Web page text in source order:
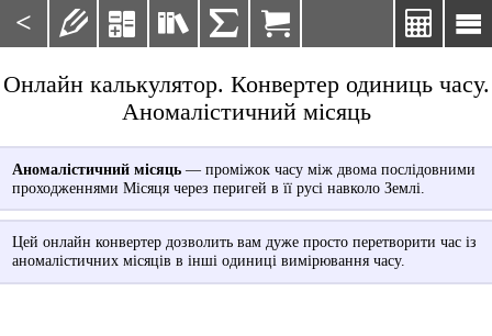
< 

    
Онлайн калькулятор. Конвертер одиниць часу.
Аномалістичний місяць
Аномалістичний місяць— проміжок часу між двома послідовними
проходженнями Місяця через перигей в її русі навколо Землі.
Цей онлайн конвертер дозволить вам дуже просто перетворити час із
аномалістичних місяців в інші одиниці вимірювання часу.